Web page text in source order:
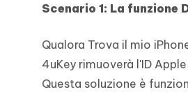
Scenario 1: La funzione
Qualora Trova il mio
4uKey rimuoverà l'ID
Questa soluzione è